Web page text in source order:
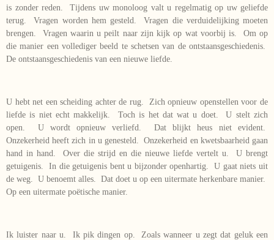
is zonder reden. Tijdens uw monoloog valt u regelmatig op uw geliefde
terug. Vragen worden hem gesteld. Vragen die verduidelijking moeten
brengen. Vragen waarin u peilt naar zijn kijk op wat voorbij is. Om op
die manier een vollediger beeld te schetsen van de ontstaansgeschiedenis.
De ontstaansgeschiedenis van een nieuwe liefde.
U hebt net een scheiding achter de rug. Zich opnieuw openstellen voor de
liefde is niet echt makkelijk. Toch is het dat wat u doet. U stelt zich
open. U wordt opnieuw verliefd. Dat blijkt heus niet evident.
Onzekerheid heeft zich in u genesteld. Onzekerheid en kwetsbaarheid gaan
hand in hand. Over die strijd en die nieuwe liefde vertelt u. U brengt
getuigenis. In die getuigenis bent u bijzonder openhartig. U gaat niets uit
de weg. U benoemt alles. Dat doet u op een uitermate herkenbare manier.
Op een uitermate poëtische manier.
Ik luister naar u. Ik pik dingen op. Zoals wanneer u zegt dat geluk een